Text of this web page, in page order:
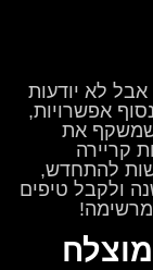
לא יודעות
אפשרויות,
שמשקף את
קריירה
להתחדש,
ולקבל טיפים